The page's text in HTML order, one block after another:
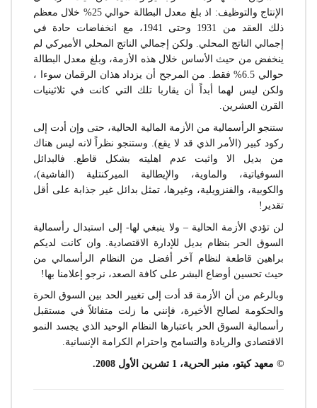
الإنتاج والتوظيف: اذ بلغ معدل البطالة حوالي 25% خلال معظم
ذلك العقد من 1931 وحتى 1941، مع انخفاضات حادة في
إجمالي الناتج المحلي. ولكن إجمالي الناتج المحلي الأميركي لم
ينخفض من حيث الأساس خلال هذه الأزمة، وبلغ معدل البطالة
حوالي 6.5% فقط. من المرجح أن يزداد هذان الرقمان سوءا ،
ولكن ليس لهما أبداً أن يقاربا تلك التي كانت في ثلاثينيات
القرن العشرين.
ستنجو الرأسمالية من الأزمة المالية الحالية، حتى وإن أدت إلى
ركود كبير (الأمر الذي قد لا يقع). وستنجو نظراً لانه ليس هناك
من بديل الا واثبت عدم اهليته بشكل قاطع. فالبدائل
السوفياتية، والماوية، والإيطالية الميركنتلية (الفاشية)،
والكوبية، والفنزويلية، وغيرها، تمثل بدائل غير جذابة على أقل
تقدير!
لن تؤدي الأزمة الحالية – ولا ينبغي لها- إلى استبدال رأسمالية
السوق الحر بنظام بديل للإدارة الاقتصادية. وان كانت لديكم
براهين قاطعة لنظام آخر أفضل من النظام الرأسمالي من
حيث تحسين أوضاع البشر على كافة الصعد، نرجو إعلامنا بها!
وبالرغم من أن الأزمة قد أدت إلى تغيير الحد بين السوق الحرة
والحكومة لصالح الأخيرة، فإنني ما زلت متفائلاً في مستقبل
رأسمالية السوق الحر باعتبارها النظام الوحيد الذي يجسد النمو
الاقتصادي والريادة والتسامح واحترام الكرامة الإنسانية.
© معهد كيتو، منبر الحرية، 1 تشرين الأول 2008.